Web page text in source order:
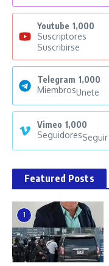
Youtube 1,000
Suscriptores
Suscribirse
Telegram 1,000
MiembrosUnete
Vimeo 1,000
SeguidoresSeguir
Featured Posts
1